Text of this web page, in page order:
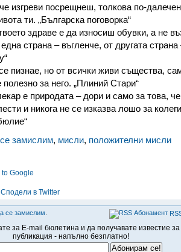
изгреви посрещнеш, толкова по-
ти. „Българска поговорка“
здраве е да износиш обувки, а не
страна – въгленче, от другата страна
пизнае, но от всички живи същества,
полезно за него. „Плиний Стари“
е природата – дори и само за това,
и никога не се изказва лошо за
замислим, мисли, положителни мисли
Сподели в Twitter
се замислим
за E-mail бюлетина и да получавате известие за
публикация - напълно безплатно!